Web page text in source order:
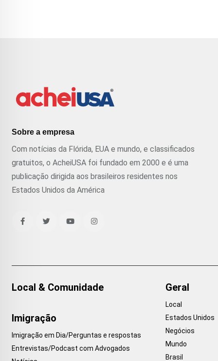
Sobre a empresa
Com notícias da Flórida, EUA e mundo, e classificados
gratuitos, o AcheiUSA foi fundado em 2000 e é uma
publicação dirigida aos brasileiros residentes nos
Estados Unidos da América
Local & Comunidade
Imigração
Imigração em Dia/Perguntas e respostas
Entrevistas/Podcast com Advogados
Geral
Local
Estados Unidos
Negócios
Mundo
Brasil